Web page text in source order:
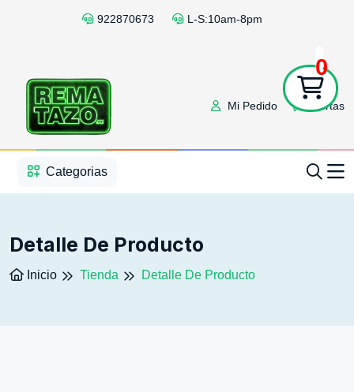
922870673 L-S:10am-8pm
Mi Pedido Ofertas
0
Categorias
Detalle De Producto
Inicio Tienda Detalle De Producto